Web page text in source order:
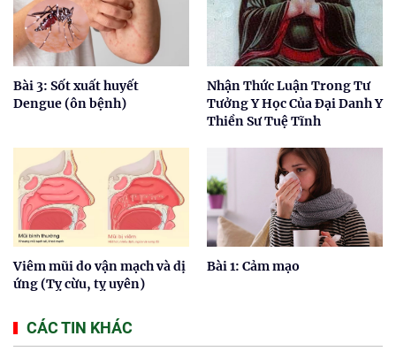
Bài 3: Sốt xuất huyết
Dengue (ôn bệnh)
Nhận Thức Luận Trong Tư
Tưởng Y Học Của Đại Danh Y
Thiền Sư Tuệ Tĩnh
Viêm mũi do vận mạch và dị
ứng (Tỵ cừu, tỵ uyên)
Bài 1: Cảm mạo
CÁC TIN KHÁC